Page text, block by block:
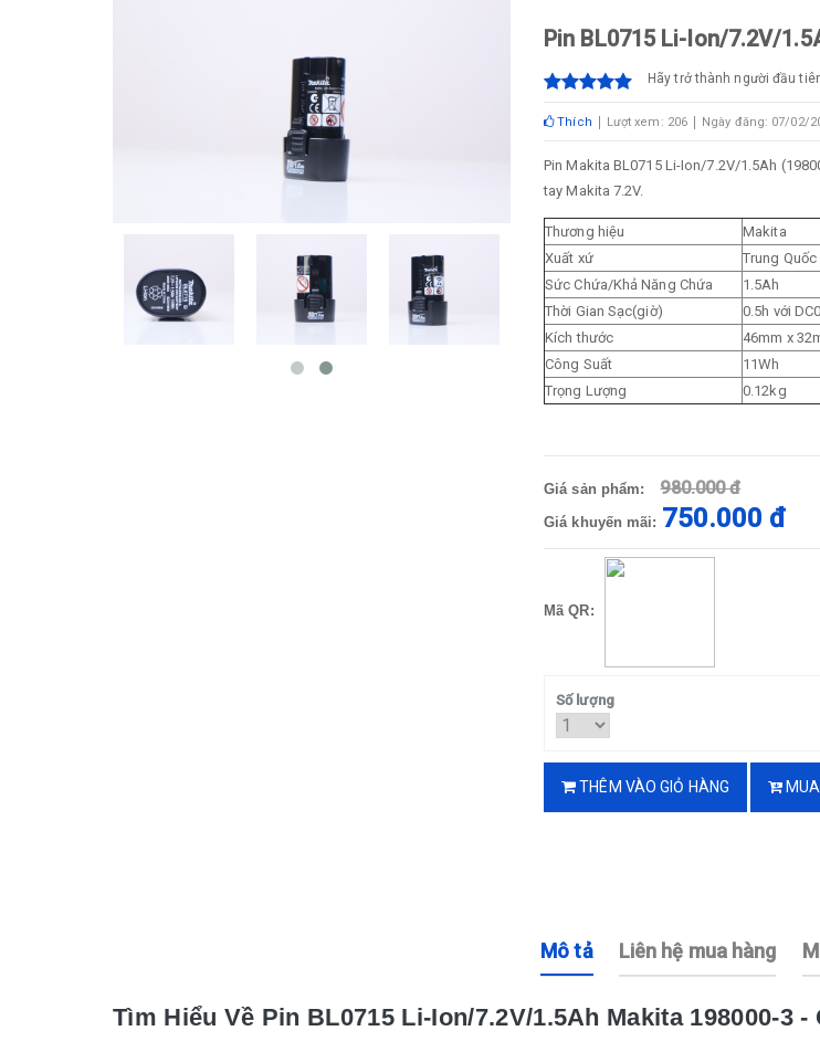
Pin BL0715 Li-Ion/7.2V/
Hãy trở thành người đầu
Thích Lượt xem: 206 Ngày đăng: 07/02/
Pin Makita BL0715 Li-Ion/7.2V/1.5Ah
tay Makita 7.2V.
Thương hiệu
Makita
Xuất xứ
Trung Quốc
Sức Chứa/Khả Năng Chứa
1.5Ah
Thời Gian Sạc(giờ)
0.5h với
Kích thước
46mm x
Công Suất
11Wh
Trọng Lượng
0.12kg
Giá sản phẩm: 980.000 đ
Giá khuyến mãi: 750.000 đ
Mã QR:
Số lượng
THÊM VÀO GIỎ HÀNG
Mô tả Liên hệ mua hàng
Tìm Hiểu Về Pin BL0715 Li-Ion/7.2V/1.5Ah Makita 198000-3